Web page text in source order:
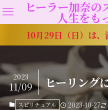
ヒーラー加奈の
人生をも
10月29日（日）は、
ヒーリング
2023
11/09
スピリチュアル 2023-10-27